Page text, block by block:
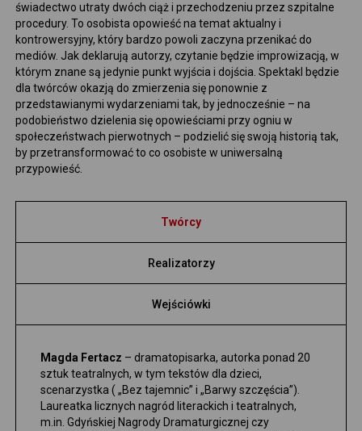
ENGLISH VERSION
świadectwo utraty dwóch ciąż i przechodzeniu przez szpitalne
procedury. To osobista opowieść na temat aktualny i
kontrowersyjny, który bardzo powoli zaczyna przenikać do
mediów. Jak deklarują autorzy, czytanie będzie improwizacją, w
którym znane są jedynie punkt wyjścia i dojścia. Spektakl będzie
dla twórców okazją do zmierzenia się ponownie z
przedstawianymi wydarzeniami tak, by jednocześnie – na
podobieństwo dzielenia się opowieściami przy ogniu w
społeczeństwach pierwotnych – podzielić się swoją historią tak,
by przetransformować to co osobiste w uniwersalną
przypowieść.
Twórcy
Realizatorzy
Wejściówki
Magda Fertacz – dramatopisarka, autorka ponad 20
sztuk teatralnych, w tym tekstów dla dzieci,
scenarzystka ( „Bez tajemnic” i „Barwy szczęścia”).
Laureatka licznych nagród literackich i teatralnych,
m.in. Gdyńskiej Nagrody Dramaturgicznej czy